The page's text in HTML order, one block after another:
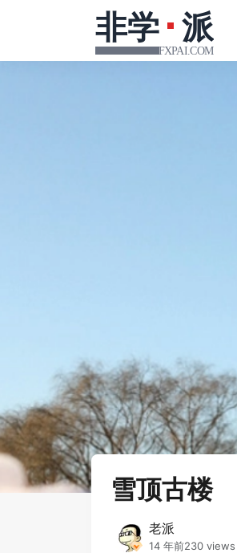
首页 › 摄影 › 雪顶古楼
雪顶古楼
老派
14 年前230 views